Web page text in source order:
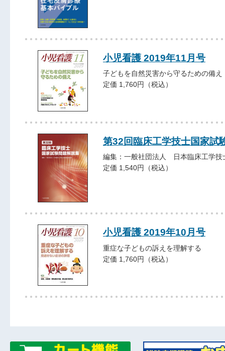
小児看護 2019年11月号
子どもを自然災害から守るための備え
定価 1,760円（税込）
第32回臨床工学技士国家試
編集：一般社団法人 日本臨床工学技
定価 1,540円（税込）
小児看護 2019年10月号
重症な子どもの訴えを理解する
定価 1,760円（税込）